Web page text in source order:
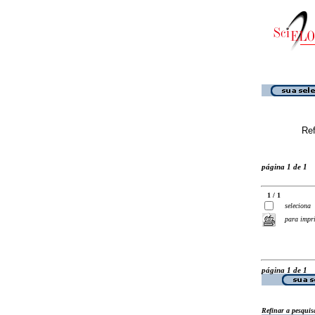
página 1 de 1
1 / 1
seleciona
para
página 1 de 1
Refinar a